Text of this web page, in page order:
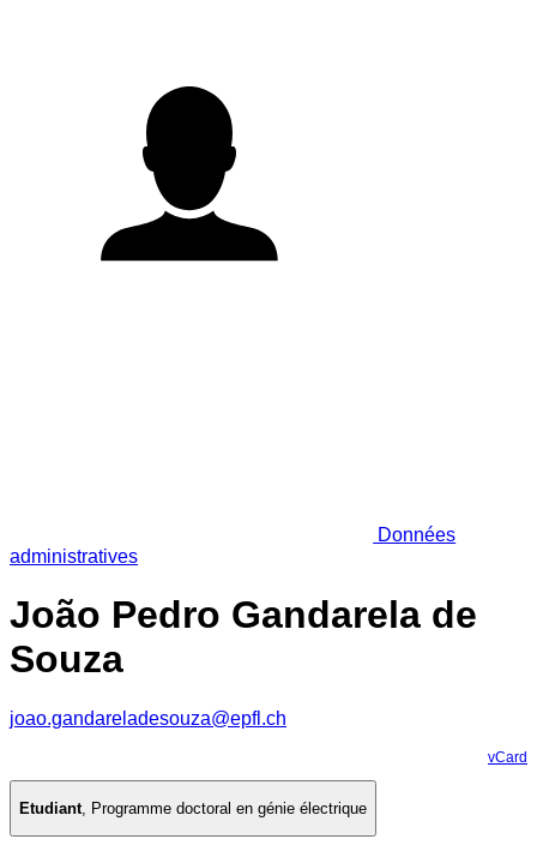
Données
administratives
João Pedro Gandarela de
Souza
joao.gandareladesouza@epfl.ch
vCard
Etudiant, Programme doctoral en génie électrique